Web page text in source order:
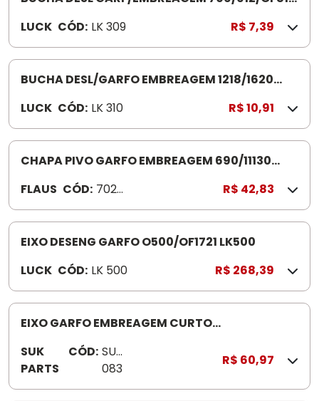
LUCK CÓD: LK 309 R$ 7,39
BUCHA DESL/GARFO EMBREAGEM 1218/1620
LUCK CÓD: LK 310 R$ 10,91
CHAPA PIVO GARFO EMBREAGEM 690/11130
FLAUS CÓD: 7024
91
R$ 42,83
EIXO DESENG GARFO O500/OF1721 LK500
LUCK CÓD: LK 500 R$ 268,39
EIXO GARFO EMBREAGEM CURTO
SUK
PARTS
CÓD: SUK
083
R$ 60,97